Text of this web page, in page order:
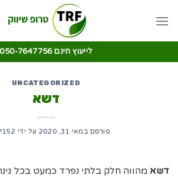
לייעוץ חינם 050-7647756
UNCATEGORIZED
דשא
פורסם במאי 31, 2020 על ידי
דשא מהווה חלק בלתי נפרד כמעט בכל